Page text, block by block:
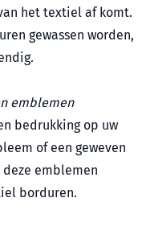
het textiel af komt.
gewassen worden,
emblemen
bedrukking op uw
of een geweven
emblemen
borduren.